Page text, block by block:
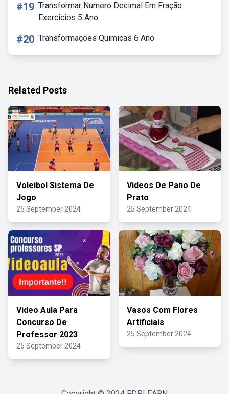
#19 Transformar Numero Decimal Em Fração
Exercicios 5 Ano
#20 Transformações Quimicas 6 Ano
Related Posts
Voleibol Sistema De
Jogo
25 September 2024
Videos De Pano De
Prato
25 September 2024
Video Aula Para
Concurso De
Professor 2023
25 September 2024
Vasos Com Flores
Artificiais
25 September 2024